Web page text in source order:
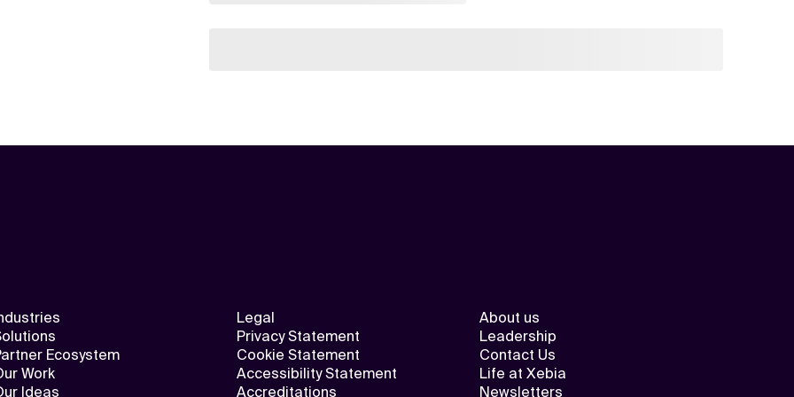
Ecosystem
Work
Ideas
Legal
Privacy Statement
Cookie Statement
Accessibility Statement
Accreditations
About us
Leadership
Contact Us
Life at Xebia
Newsletters